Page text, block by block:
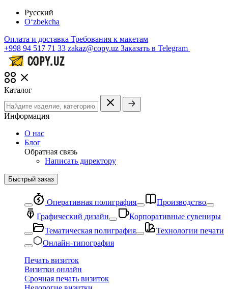
Русский
O‘zbekcha
Оплата и доставка Требования к макетам
+998 94 517 71 33 zakaz@copy.uz Заказать в Telegram
Каталог
Информация
О нас
Блог
Обратная связь
Написать директору
Быстрый заказ
Оперативная полиграфия
Производство
Графический дизайн
Корпоративные сувениры
Тематическая полиграфия
Технологии печати
Онлайн-типография
Печать визиток
Визитки онлайн
Срочная печать визиток